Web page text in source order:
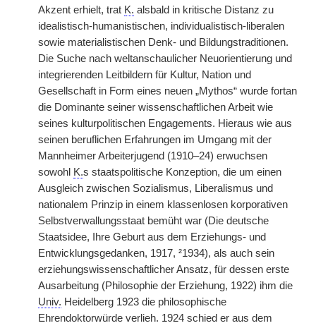
Akzent erhielt, trat K. alsbald in kritische Distanz zu
idealistisch-humanistischen, individualistisch-liberalen
sowie materialistischen Denk- und Bildungstraditionen.
Die Suche nach weltanschaulicher Neuorientierung und
integrierenden Leitbildern für Kultur, Nation und
Gesellschaft in Form eines neuen „Mythos“ wurde fortan
die Dominante seiner wissenschaftlichen Arbeit wie
seines kulturpolitischen Engagements. Hieraus wie aus
seinen beruflichen Erfahrungen im Umgang mit der
Mannheimer Arbeiterjugend (1910–24) erwuchsen
sowohl K.s staatspolitische Konzeption, die um einen
Ausgleich zwischen Sozialismus, Liberalismus und
nationalem Prinzip in einem klassenlosen korporativen
Selbstverwallungsstaat bemüht war (Die deutsche
Staatsidee, Ihre Geburt aus dem Erziehungs- und
Entwicklungsgedanken, 1917, ²1934), als auch sein
erziehungswissenschaftlicher Ansatz, für dessen erste
Ausarbeitung (Philosophie der Erziehung, 1922) ihm die
Univ. Heidelberg 1923 die philosophische
Ehrendoktorwürde verlieh. 1924 schied er aus dem